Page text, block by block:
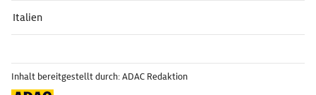
Italien
Inhalt bereitgestellt durch: ADAC Redaktion